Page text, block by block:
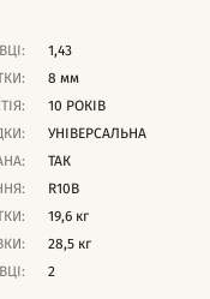
1,43
8 мм
10 РОКІВ
УНІВЕРСАЛЬНА
ТАК
R10B
19,6 кг
28,5 кг
2